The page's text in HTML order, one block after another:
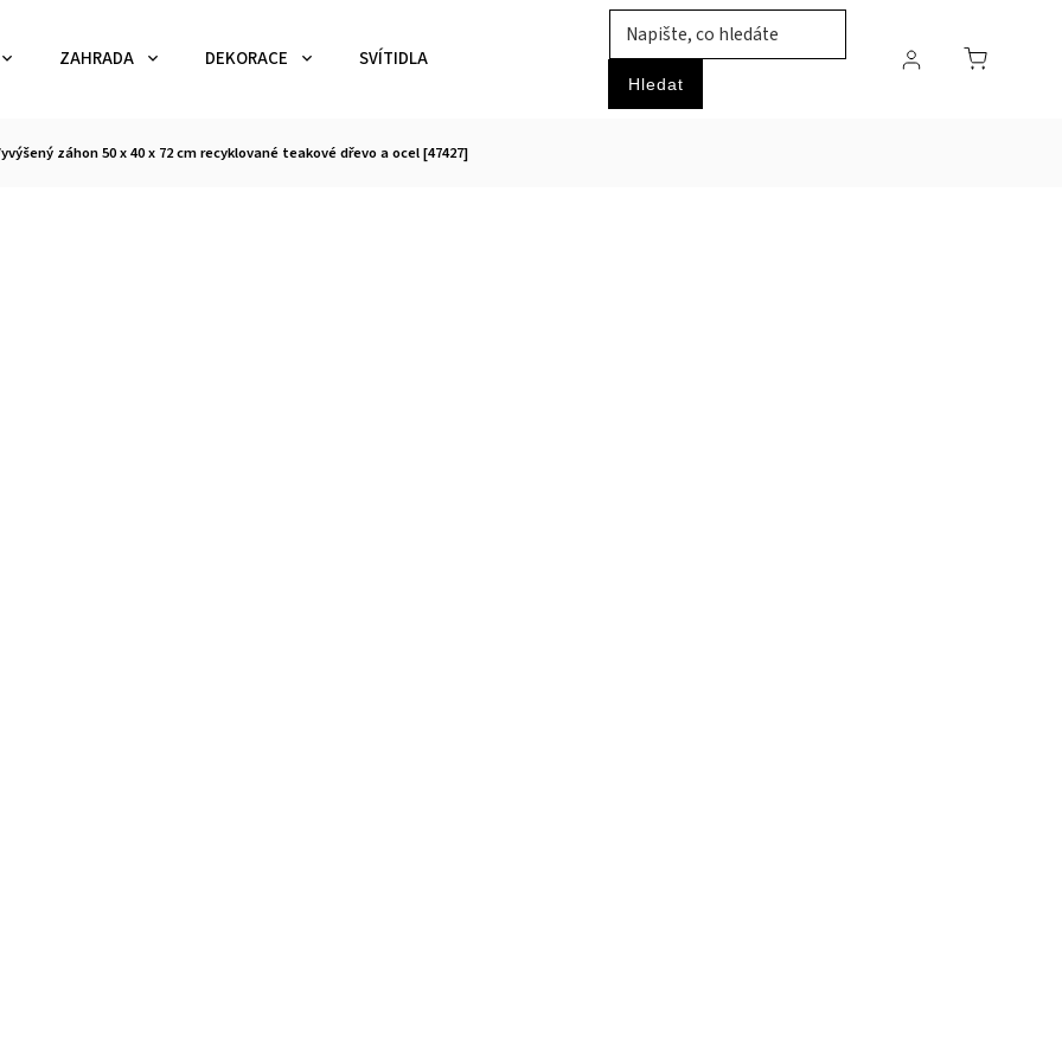
Hledat
ZAHRADA DEKORACE SVÍTIDLA ZVÍŘATA PRŮMYSLOVÉ ZBOŽÍ HOBBY
záhon 50 x 40 x 72 cm recyklované teakové dřevo a ocel [47427]